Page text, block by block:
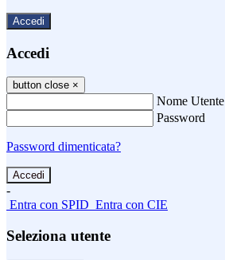
Accedi
Accedi
button close ×
Nome Utente
Password
Password dimenticata?
-
Entra con SPID Entra con CIE
Seleziona utente